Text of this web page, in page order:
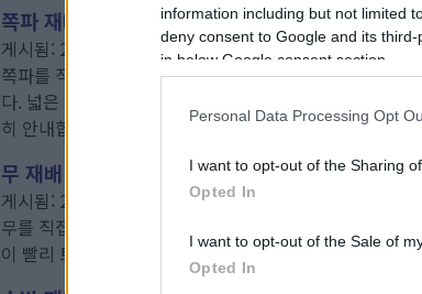
information including but not limited
deny consent to Google and its
in below Google consent section.
Personal Data Processing Opt
I want to opt-out of the Sharing
Opted In
I want to opt-out of the Sale of
Opted In
쪽파 재배 방법: 초보자를 위한 완벽 가이드
게시됨: 2026년 4월 21일 오후 8시 46분 11초 UTC
쪽파를 직접 키우면 요리가 한층 더 풍성해지고 신선한
다. 넓은 정원이든 작은 발코니든, 쪽파는 최소한의 노력
히 안내합니다.
자세히 보기...
무 재배 방법: 완벽한 수확을 위한 초보자 가이드
게시됨: 2026년 4월 21일 오후 8시 28분 11초 UTC
무를 직접 키우는 것은 엄청난 만족감을 줍니다. 아삭한
이 빨리 트고 대부분의 실수를 용납해 주기 때문에 초보자